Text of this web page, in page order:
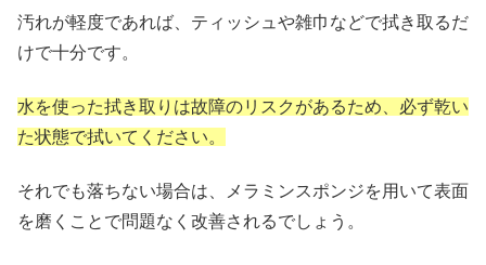
汚れが軽度であれば、ティッシュや雑巾などで拭き取るだ
けで十分です。
水を使った拭き取りは故障のリスクがあるため、必ず乾い
た状態で拭いてください。
それでも落ちない場合は、メラミンスポンジを用いて表面
を磨くことで問題なく改善されるでしょう。